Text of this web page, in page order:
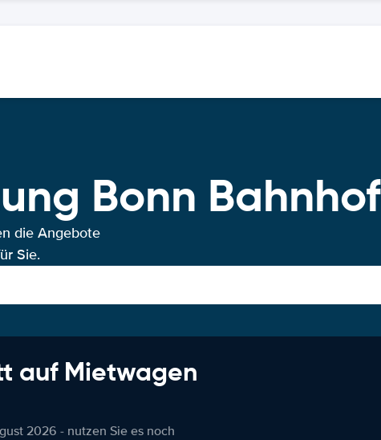
Bonn Bahnhof
die Angebote
Sie.
auf Mietwagen
2026 - nutzen Sie es noch